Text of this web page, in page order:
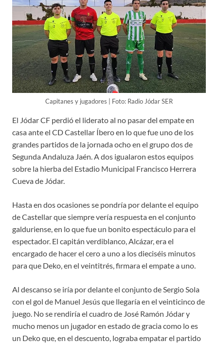
Capitanes y jugadores | Foto: Radio Jódar SER
El Jódar CF perdió el liderato al no pasar del empate en
casa ante el CD Castellar Íbero en lo que fue uno de los
grandes partidos de la jornada ocho en el grupo dos de
Segunda Andaluza Jaén. A dos igualaron estos equipos
sobre la hierba del Estadio Municipal Francisco Herrera
Cueva de Jódar.
Hasta en dos ocasiones se pondría por delante el equipo
de Castellar que siempre vería respuesta en el conjunto
galduriense, en lo que fue un bonito espectáculo para el
espectador. El capitán verdiblanco, Alcázar, era el
encargado de hacer el cero a uno a los dieciséis minutos
para que Deko, en el veintitrés, firmara el empate a uno.
Al descanso se iría por delante el conjunto de Sergio Sola
con el gol de Manuel Jesús que llegaría en el veinticinco de
juego. No se rendiría el cuadro de José Ramón Jódar y
mucho menos un jugador en estado de gracia como lo es
un Deko que, en el descuento, lograba empatar el partido